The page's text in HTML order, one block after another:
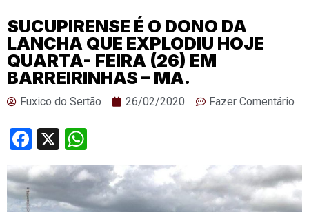
SUCUPIRENSE É O DONO DA
LANCHA QUE EXPLODIU HOJE
QUARTA- FEIRA (26) EM
BARREIRINHAS – MA.
Fuxico do Sertão 26/02/2020 Fazer Comentário
Facebook
X